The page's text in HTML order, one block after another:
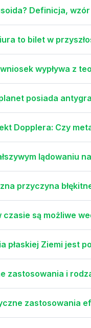
Definicja,
to bilet w
wypływa z
posiada
Dopplera: Czy
lądowaniu
przyczyna
czasie są możliwe
płaskiej Ziemi jest
zastosowania i
zastosowania